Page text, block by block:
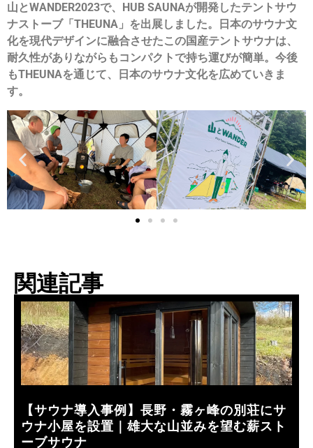
山とWANDER2023で、HUB SAUNAが開発したテントサウ
ナストーブ「THEUNA」を出展しました。日本のサウナ文
化を現代デザインに融合させたこの国産テントサウナは、
耐久性がありながらもコンパクトで持ち運びが簡単。今後
もTHEUNAを通じて、日本のサウナ文化を広めていきま
す。
関連記事
【サウナ導入事例】長野・霧ヶ峰の別荘にサ
ウナ小屋を設置｜雄大な山並みを望む薪スト
ーブサウナ